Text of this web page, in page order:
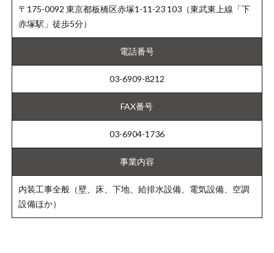
〒175-0092 東京都板橋区赤塚1-11-23 103（東武東上線「下
赤塚駅」徒歩5分）
電話番号
03-6909-8212
FAX番号
03-6904-1736
事業内容
内装工事全般（壁、床、下地、給排水設備、電気設備、空調
設備ほか）